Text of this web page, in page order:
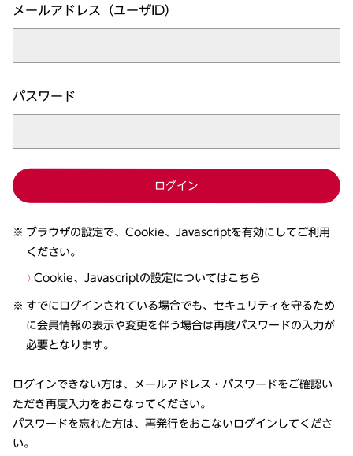
メールアドレス（ユーザID）
パスワード
ログイン
ブラウザの設定で、Cookie、Javascriptを有効にしてご利用
ください。
Cookie、Javascriptの設定についてはこちら
すでにログインされている場合でも、セキュリティを守るため
に会員情報の表示や変更を伴う場合は再度パスワードの入力が
必要となります。
ログインできない方は、メールアドレス・パスワードをご確認い
ただき再度入力をおこなってください。
パスワードを忘れた方は、再発行をおこないログインしてくださ
い。